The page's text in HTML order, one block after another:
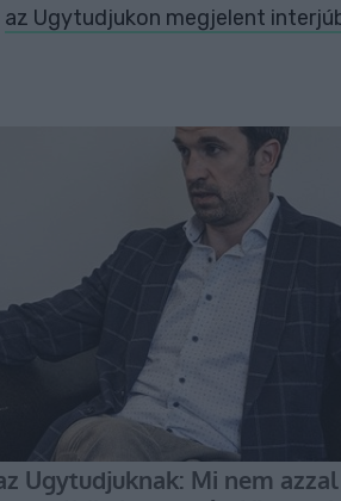
az Ugytudjukon megjelent